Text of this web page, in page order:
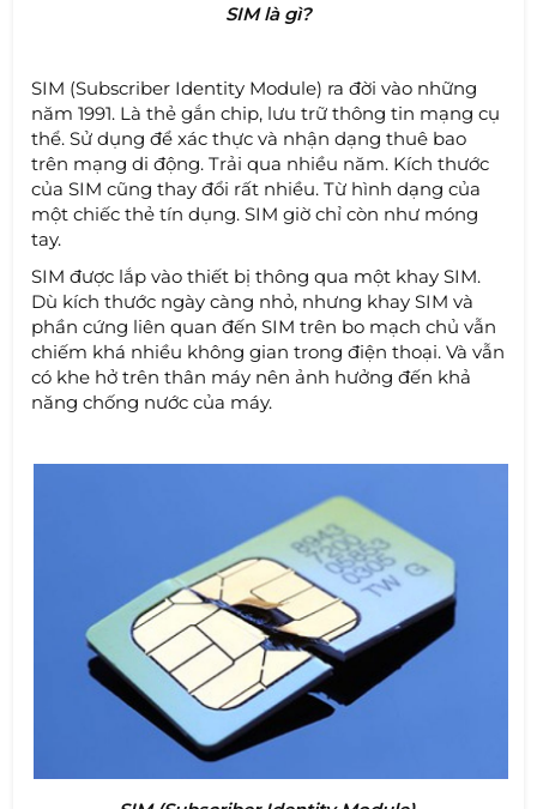
SIM là gì?
SIM (Subscriber Identity Module) ra đời vào những
năm 1991. Là thẻ gắn chip, lưu trữ thông tin mạng cụ
thể. Sử dụng để xác thực và nhận dạng thuê bao
trên mạng di động. Trải qua nhiều năm. Kích thước
của SIM cũng thay đổi rất nhiều. Từ hình dạng của
một chiếc thẻ tín dụng. SIM giờ chỉ còn như móng
tay.
SIM được lắp vào thiết bị thông qua một khay SIM.
Dù kích thước ngày càng nhỏ, nhưng khay SIM và
phần cứng liên quan đến SIM trên bo mạch chủ vẫn
chiếm khá nhiều không gian trong điện thoại. Và vẫn
có khe hở trên thân máy nên ảnh hưởng đến khả
năng chống nước của máy.